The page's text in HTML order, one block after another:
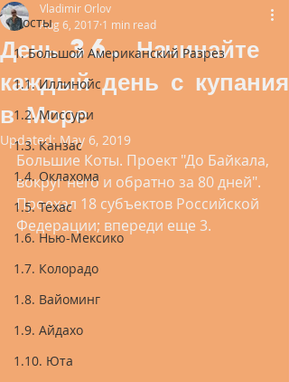
Посты
1. Большой Американский Разрез
1.1. Иллинойс
1.2. Миссури
1.3. Канзас
1.4. Оклахома
1.5. Техас
1.6. Нью-Мексико
1.7. Колорадо
1.8. Вайоминг
1.9. Айдахо
1.10. Юта
День 36. Начинайте
каждый день с купания
в Море
Vladimir Orlov
Aug 6, 2017 1 min read
Updated:May 6, 2019
Большие Коты. Проект "До Байкала,
вокруг него и обратно за 80 дней".
Проехал 18 субъектов Российской
Федерации; впереди еще 3.